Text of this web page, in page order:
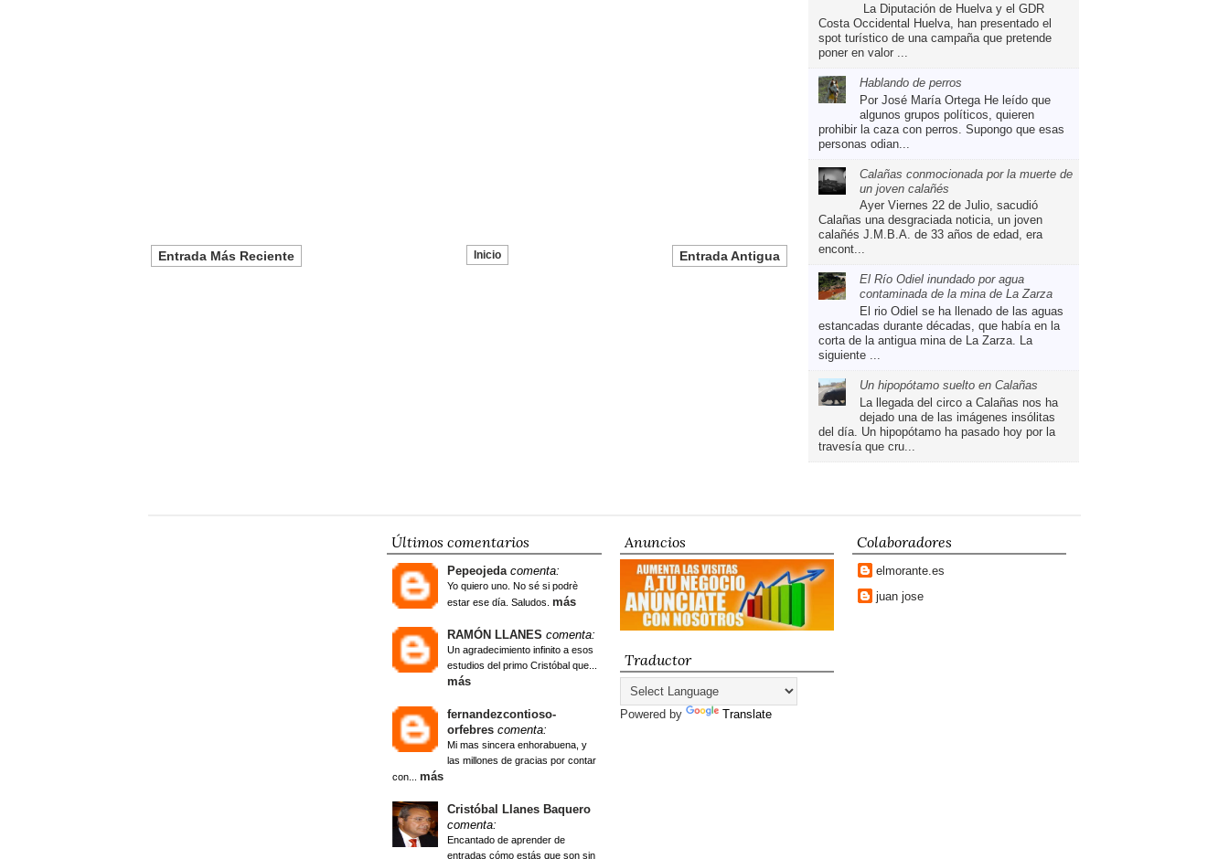
Entrada Más Reciente Entrada Antigua
Inicio
La Diputación de Huelva y el GDR
Costa Occidental Huelva, han presentado el
spot turístico de una campaña que pretende
poner en valor ...
Hablando de perros
Por José María Ortega He leído que
algunos grupos políticos, quieren
prohibir la caza con perros. Supongo que esas
personas odian...
Calañas conmocionada por la muerte de
un joven calañés
Ayer Viernes 22 de Julio, sacudió
Calañas una desgraciada noticia, un joven
calañés J.M.B.A. de 33 años de edad, era
encont...
El Río Odiel inundado por agua
contaminada de la mina de La Zarza
El rio Odiel se ha llenado de las aguas
estancadas durante décadas, que había en la
corta de la antigua mina de La Zarza. La
siguiente ...
Un hipopótamo suelto en Calañas
La llegada del circo a Calañas nos ha
dejado una de las imágenes insólitas
del día. Un hipopótamo ha pasado hoy por la
travesía que cru...
Últimos comentarios
Pepeojeda comenta:
Yo quiero uno. No sé si podrè
estar ese día. Saludos. más
RAMÓN LLANES comenta:
Un agradecimiento infinito a esos
estudios del primo Cristóbal que...
más
fernandezcontioso-
orfebres comenta:
Mi mas sincera enhorabuena, y
las millones de gracias por contar
con... más
Cristóbal Llanes Baquero
comenta:
Encantado de aprender de
entradas cómo estás que son sin
Anuncios
Traductor
Powered by Translate
Colaboradores
elmorante.es
juan jose